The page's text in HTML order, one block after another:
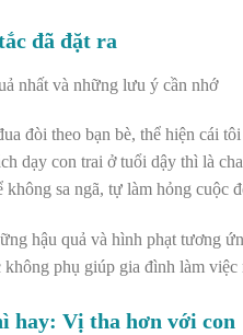
đã đặt ra
đòi theo bạn bè, thể hiện cái
dạy con trai ở tuổi dậy thì là
sa ngã, tự làm hỏng cuộc
hậu quả và hình phạt tương
phụ giúp gia đình làm
hay: Vị tha hơn với con